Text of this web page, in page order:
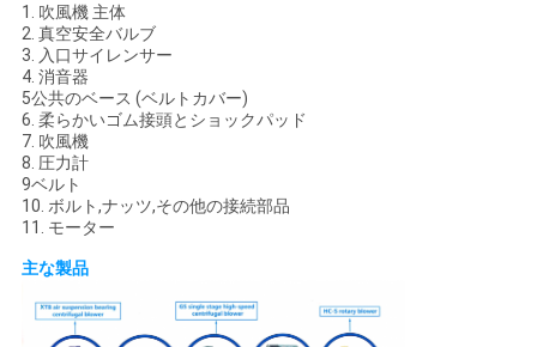
1. 吹風機 主体
2. 真空安全バルブ
3. 入口サイレンサー
4. 消音器
5公共のベース (ベルトカバー)
6. 柔らかいゴム接頭とショックパッド
7. 吹風機
8. 圧力計
9ベルト
10. ボルト,ナッツ,その他の接続部品
11. モーター
主な製品